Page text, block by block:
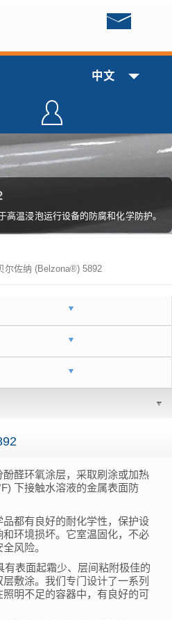
中文
高温浸泡运行设备的防腐和化学防护。
尔佐纳 (Belzona®) 5892
醛环氧涂层，采取刷涂或加热
下接触水溶液的金属表面防
都有良好的耐化学性，保护设
环境损坏。它室温固化，不必
全风险。
有表面起霜少、层间粘附极佳的
敷涂。我们专门设计了一系列
明不足的容器中，有良好的可